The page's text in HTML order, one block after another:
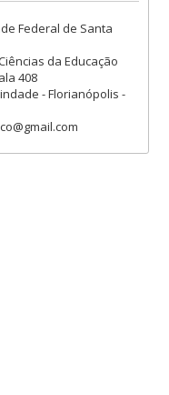
Federal de Santa
da Educação
408
- Florianópolis -